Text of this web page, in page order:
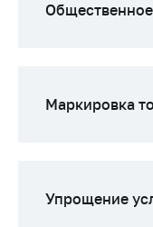
Маркировка
Упрощение